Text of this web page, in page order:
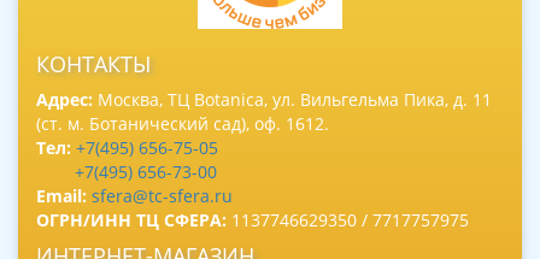
КОНТАКТЫ
Адрес: Москва, ТЦ Botanica, ул. Вильгельма Пика, д. 11
(ст. м. Ботанический сад), оф. 1612.
Тел: +7(495) 656-75-05
+7(495) 656-73-00
Email: sfera@tc-sfera.ru
ОГРН/ИНН ТЦ СФЕРА: 1137746629350 / 7717757975